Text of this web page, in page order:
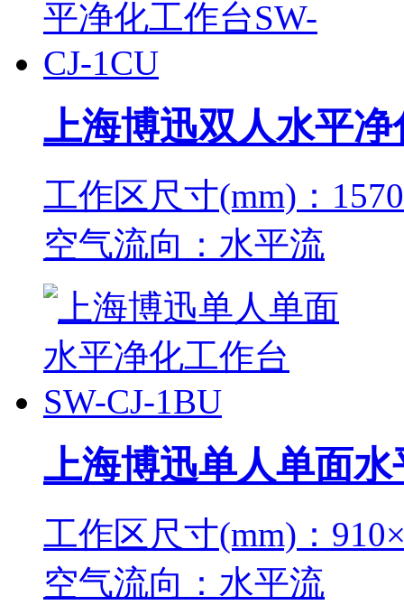
上海博迅双人水平
工作区尺寸(mm)：
空气流向：水平流
上海博迅单人单面
工作区尺寸(mm)：
空气流向：水平流